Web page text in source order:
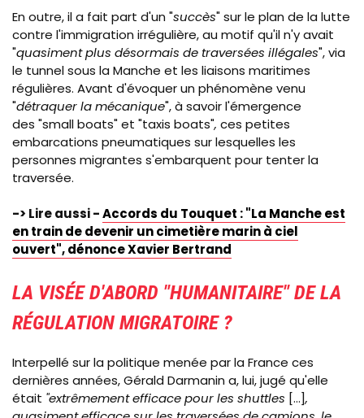
En outre, il a fait part d'un "succès" sur le plan de la lutte
contre l'immigration irrégulière, au motif qu'il n'y avait
"quasiment plus désormais de traversées illégales", via
le tunnel sous la Manche et les liaisons maritimes
régulières. Avant d'évoquer un phénomène venu
"détraquer la mécanique", à savoir l'émergence
des "small boats" et "taxis boats", ces petites
embarcations pneumatiques sur lesquelles les
personnes migrantes s'embarquent pour tenter la
traversée.
-> Lire aussi -Accords du Touquet : "La Manche est
en train de devenir un cimetière marin à ciel
ouvert", dénonce Xavier Bertrand
LA VISÉE D'ABORD "HUMANITAIRE" DE LA
RÉGULATION MIGRATOIRE ?
Interpellé surla politique menée par la France ces
dernières années, Gérald Darmanin a, lui, jugé qu'elle
était "extrêmement efficace pour les shuttles [...],